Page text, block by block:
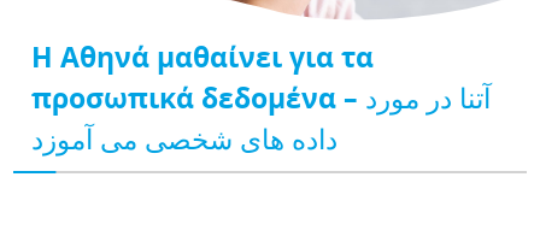
Η Αθηνά μαθαίνει για τα
προσωπικά δεδομένα – آتنا در مورد
داده های شخصی می آموزد